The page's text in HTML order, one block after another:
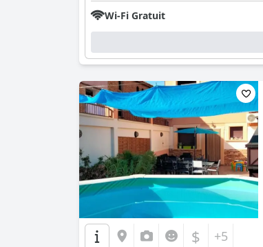
Wi-Fi Gratuit
$ +5